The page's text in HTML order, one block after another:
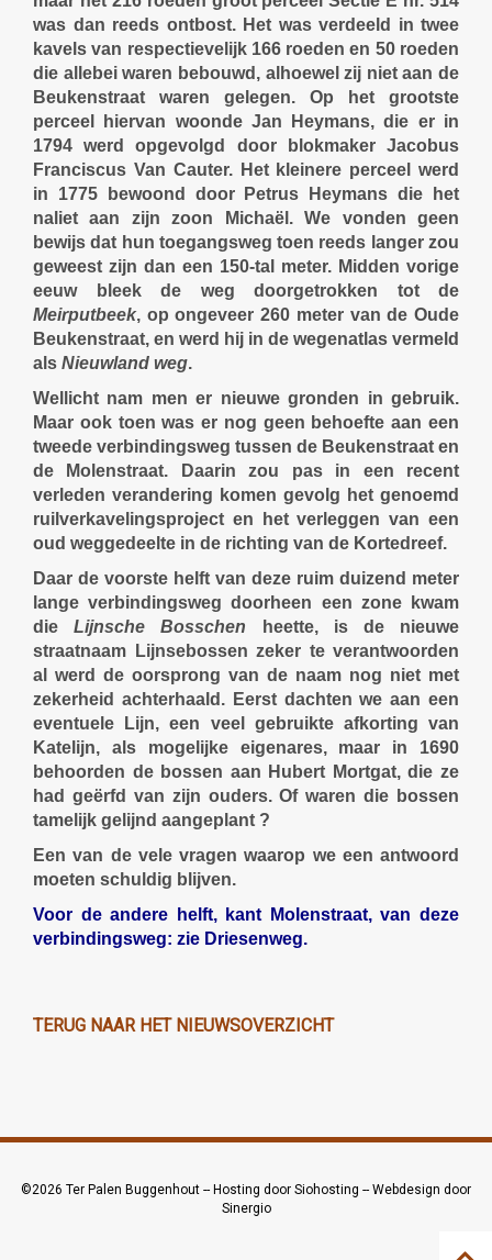
was dan reeds ontbost. Het was verdeeld in twee
kavels van respectievelijk 166 roeden en 50 roeden
die allebei waren bebouwd, alhoewel zij niet aan de
Beukenstraat waren gelegen. Op het grootste
perceel hiervan woonde Jan Heymans, die er in
1794 werd opgevolgd door blokmaker Jacobus
Franciscus Van Cauter. Het kleinere perceel werd
in 1775 bewoond door Petrus Heymans die het
naliet aan zijn zoon Michaël. We vonden geen
bewijs dat hun toegangsweg toen reeds langer zou
geweest zijn dan een 150-tal meter. Midden vorige
eeuw bleek de weg doorgetrokken tot de
Meirputbeek, op ongeveer 260 meter van de Oude
Beukenstraat, en werd hij in de wegenatlas vermeld
als Nieuwland weg.
Wellicht nam men er nieuwe gronden in gebruik.
Maar ook toen was er nog geen behoefte aan een
tweede verbindingsweg tussen de Beukenstraat en
de Molenstraat. Daarin zou pas in een recent
verleden verandering komen gevolg het genoemd
ruilverkavelingsproject en het verleggen van een
oud weggedeelte in de richting van de Kortedreef.
Daar de voorste helft van deze ruim duizend meter
lange verbindingsweg doorheen een zone kwam
dieLijnsche Bosschen heette, is de nieuwe
straatnaam Lijnsebossen zeker te verantwoorden
al werd de oorsprong van de naam nog niet met
zekerheid achterhaald. Eerst dachten we aan een
eventuele Lijn, een veel gebruikte afkorting van
Katelijn, als mogelijke eigenares, maar in 1690
behoorden de bossen aan Hubert Mortgat, die ze
had geërfd van zijn ouders. Of waren die bossen
tamelijk gelijnd aangeplant ?
Een van de vele vragen waarop we een antwoord
moeten schuldig blijven.
Voor de andere helft, kant Molenstraat, van deze
verbindingsweg: zie Driesenweg.
TERUG NAAR HET NIEUWSOVERZICHT
©2026 Ter Palen Buggenhout -- Hosting door Siohosting -- Webdesign door
Sinergio